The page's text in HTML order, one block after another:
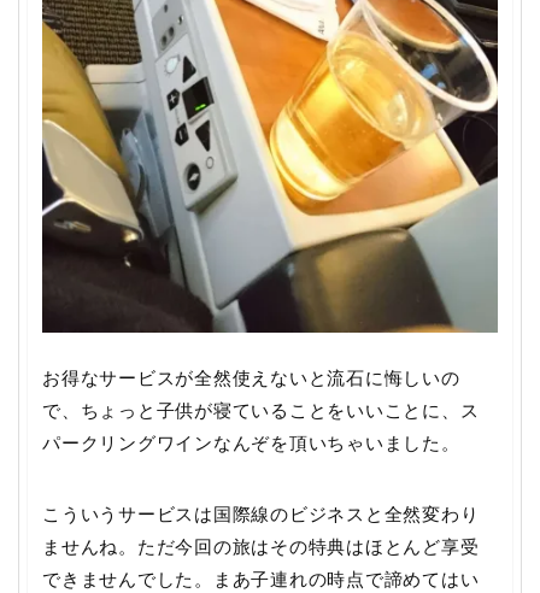
お得なサービスが全然使えないと流石に悔しいの
で、ちょっと子供が寝ていることをいいことに、ス
パークリングワインなんぞを頂いちゃいました。
こういうサービスは国際線のビジネスと全然変わり
ませんね。ただ今回の旅はその特典はほとんど享受
できませんでした。まあ子連れの時点で諦めてはい